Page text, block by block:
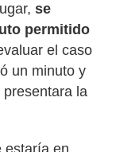
se
permitido
el caso
un minuto y
la
estaría en